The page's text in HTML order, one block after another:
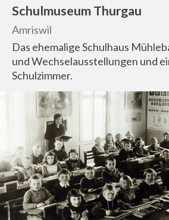
Schulmuseum Thurgau
Amriswil
Das ehemalige Schulhaus
und Wechselausstellungen und
Schulzimmer.